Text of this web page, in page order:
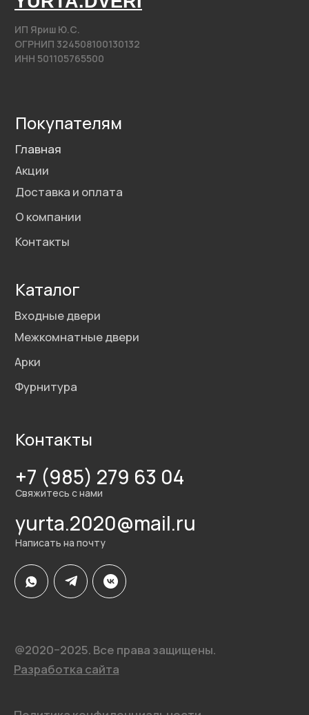
Разработка сайта
@2020−2025. Все права защищены.